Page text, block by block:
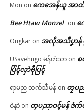
Mon on ကေအေန်ယူ အာတ်
Bee Htaw Monzel on
Ougkar on အလဵုအသဳပၞာန်
USavehugo မန်ဟံသာ on စ
ပြံၚ်လှာဲဗီုပြၚ်
ရာမည သက်သီမန် on တၠပည
ဇဲနာဲ on တၠပညာဝၚ်မန် ဒံက်